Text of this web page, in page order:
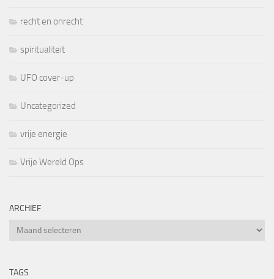
recht en onrecht
spiritualiteit
UFO cover-up
Uncategorized
vrije energie
Vrije Wereld Ops
ARCHIEF
Archief
TAGS